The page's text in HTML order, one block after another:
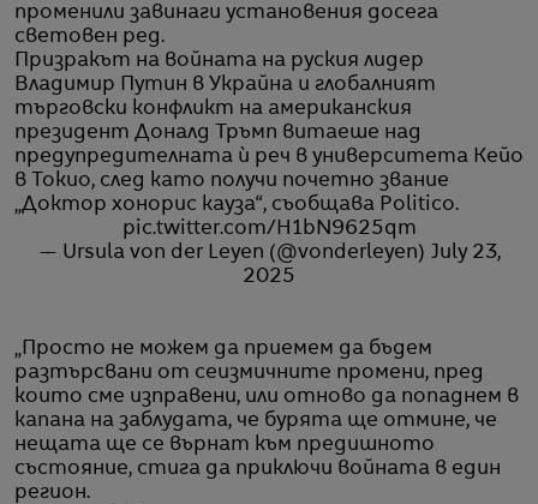
променили завинаги установения досега
световен ред.
Призракът на войната на руския лидер
Владимир Путин в Украйна и глобалният
търговски конфликт на американския
президент Доналд Тръмп витаеше над
предупредителната ѝ реч в университета Кейо
в Токио, след като получи почетно звание
„Доктор хонорис кауза“, съобщава Politico.
pic.twitter.com/H1bN9625qm
— Ursula von der Leyen (@vonderleyen) July 23,
2025
„Просто не можем да приемем да бъдем
разтърсвани от сеизмичните промени, пред
които сме изправени, или отново да попаднем в
капана на заблудата, че бурята ще отмине, че
нещата ще се върнат към предишното
състояние, стига да приключи войната в един
регион.